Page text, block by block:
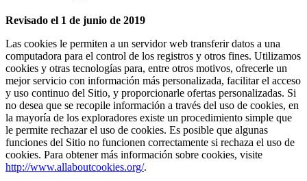
Revisado el 1 de junio de 2019
Las cookies le permiten a un servidor web transferir datos a una
computadora para el control de los registros y otros fines. Utilizamos
cookies y otras tecnologías para, entre otros motivos, ofrecerle un
mejor servicio con información más personalizada, facilitar el acceso
y uso continuo del Sitio, y proporcionarle ofertas personalizadas. Si
no desea que se recopile información a través del uso de cookies, en
la mayoría de los exploradores existe un procedimiento simple que
le permite rechazar el uso de cookies. Es posible que algunas
funciones del Sitio no funcionen correctamente si rechaza el uso de
cookies. Para obtener más información sobre cookies, visite
http://www.allaboutcookies.org/.